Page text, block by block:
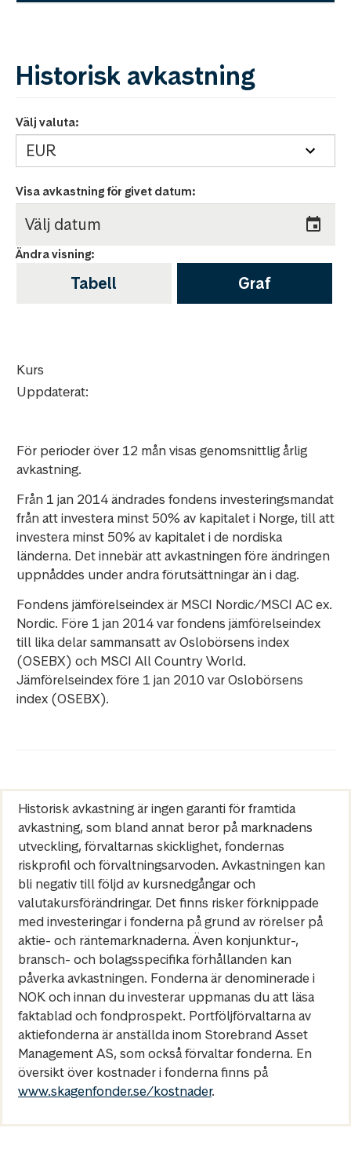
Historisk avkastning
Välj valuta:
Visa avkastning för givet datum:
Ändra visning:
Tabell Graf
Kurs
Uppdaterat:
För perioder över 12 mån visas genomsnittlig årlig
avkastning.
Från 1 jan 2014 ändrades fondens investeringsmandat
från att investera minst 50% av kapitalet i Norge, till att
investera minst 50% av kapitalet i de nordiska
länderna. Det innebär att avkastningen före ändringen
uppnåddes under andra förutsättningar än i dag.
Fondens jämförelseindex är MSCI Nordic/MSCI AC ex.
Nordic. Före 1 jan 2014 var fondens jämförelseindex
till lika delar sammansatt av Oslobörsens index
(OSEBX) och MSCI All Country World.
Jämförelseindex före 1 jan 2010 var Oslobörsens
index (OSEBX).
Historisk avkastning är ingen garanti för framtida
avkastning, som bland annat beror på marknadens
utveckling, förvaltarnas skicklighet, fondernas
riskprofil och förvaltningsarvoden. Avkastningen kan
bli negativ till följd av kursnedgångar och
valutakursförändringar. Det finns risker förknippade
med investeringar i fonderna på grund av rörelser på
aktie- och räntemarknaderna. Även konjunktur-,
bransch- och bolagsspecifika förhållanden kan
påverka avkastningen. Fonderna är denominerade i
NOK och innan du investerar uppmanas du att läsa
faktablad och fondprospekt. Portföljförvaltarna av
aktiefonderna är anställda inom Storebrand Asset
Management AS, som också förvaltar fonderna. En
översikt över kostnader i fonderna finns på
www.skagenfonder.se/kostnader.